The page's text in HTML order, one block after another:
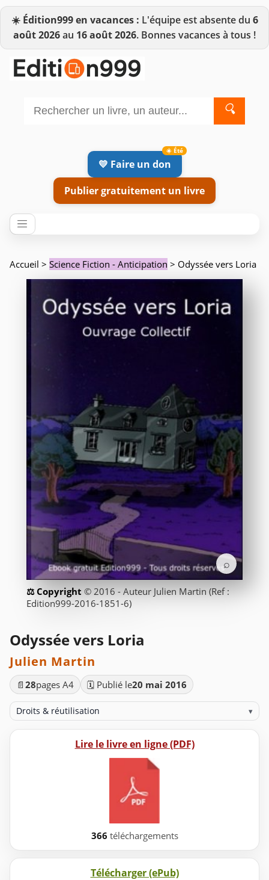
☀️ Édition999 en vacances : L'équipe est absente du 6
août 2026au 16 août 2026. Bonnes vacances à tous !
🔍
💛 Faire un don
Publier gratuitement un livre
Accueil > Science Fiction - Anticipation > Odyssée vers Loria
⌕
© 2016 - Auteur Julien Martin (Ref :
Edition999-2016-1851-6)
Odyssée vers Loria
Julien Martin
📄 28pages A4 🗓️ Publié le20 mai 2016
Droits & réutilisation ▾
Lire le livre en ligne (PDF)
366 téléchargements
Télécharger (ePub)